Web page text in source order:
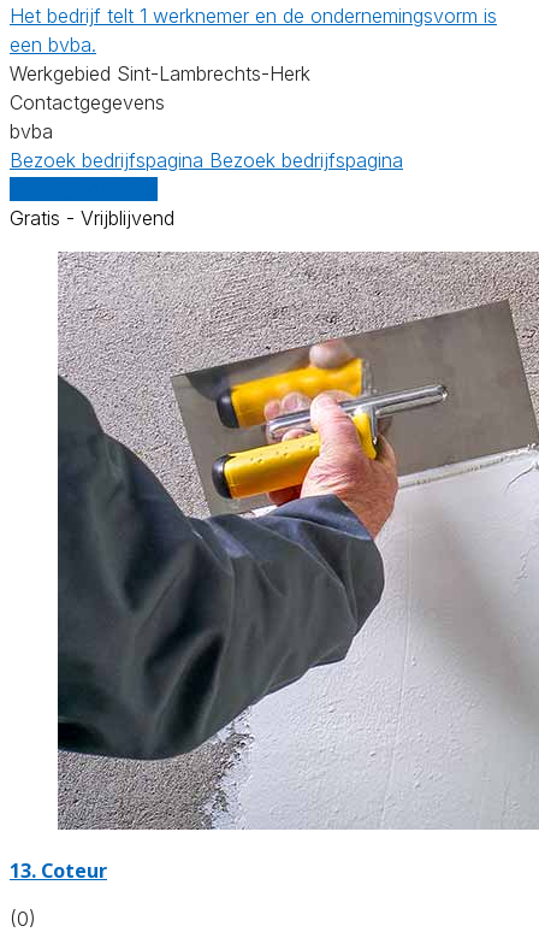
Het bedrijf telt 1 werknemer en de ondernemingsvorm is
een bvba.
Werkgebied Sint-Lambrechts-Herk
Contactgegevens
bvba
Bezoek bedrijfspagina Bezoek bedrijfspagina
Gratis - Vrijblijvend
13. Coteur
(0)